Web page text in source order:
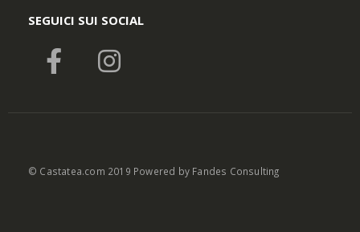
SEGUICI SUI SOCIAL
© Castatea.com 2019 Powered by Fandes Consulting